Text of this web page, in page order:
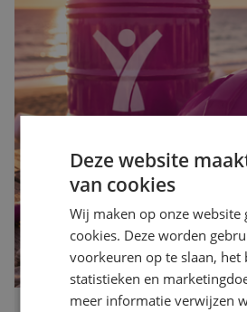
Deze website
van cookies
Wij maken op onze website
cookies. Deze worden
voorkeuren op te slaan, het
statistieken en
meer informatie verwijzen